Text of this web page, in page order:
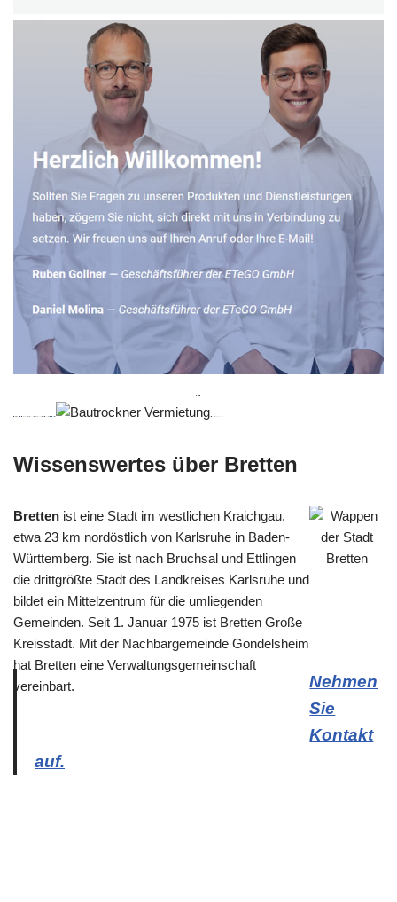
Wissenswertes über Bretten
Bretten ist eine Stadt im westlichen Kraichgau,
etwa 23 km nordöstlich von Karlsruhe in Baden-
Württemberg. Sie ist nach Bruchsal und Ettlingen
die drittgrößte Stadt des Landkreises Karlsruhe und
bildet ein Mittelzentrum für die umliegenden
Gemeinden. Seit 1. Januar 1975 ist Bretten Große
Kreisstadt. Mit der Nachbargemeinde Gondelsheim
hat Bretten eine Verwaltungsgemeinschaft
vereinbart.
Nehmen
Sie
Kontakt
auf.